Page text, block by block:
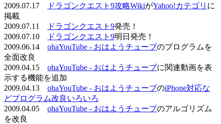
2009.07.17
ドラゴンクエスト9攻略WikiがYahoo!カテゴリ に
掲載
2009.07.11
ドラゴンクエスト9発売！
2009.07.10
ドラゴンクエスト9明日発売！
2009.06.14 ohaYouTube - おはようチューブのプログラムを
全面改良
2009.04.15 ohaYouTube - おはようチューブに関連動画を表
示する機能を追加
2009.04.13 ohaYouTube - おはようチューブのiPhone対応な
どプログラム改良いろいろ
2009.04.05 ohaYouTube - おはようチューブのアルゴリズム
を改良